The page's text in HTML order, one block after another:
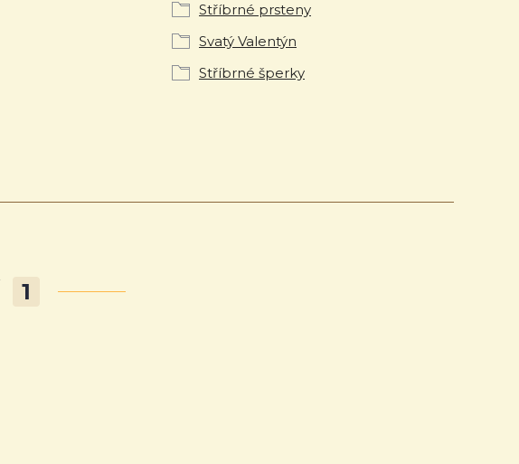
Stříbrné prsteny
Svatý Valentýn
Stříbrné šperky
1